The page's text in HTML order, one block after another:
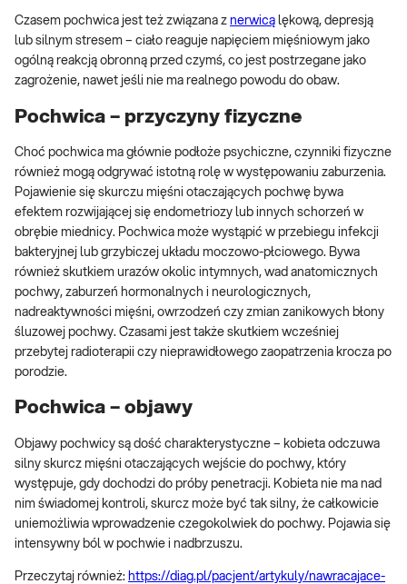
Czasem pochwica jest też związana z nerwicą lękową, depresją
lub silnym stresem – ciało reaguje napięciem mięśniowym jako
ogólną reakcją obronną przed czymś, co jest postrzegane jako
zagrożenie, nawet jeśli nie ma realnego powodu do obaw.
Pochwica – przyczyny fizyczne
Choć pochwica ma głównie podłoże psychiczne, czynniki fizyczne
również mogą odgrywać istotną rolę w występowaniu zaburzenia.
Pojawienie się skurczu mięśni otaczających pochwę bywa
efektem rozwijającej się endometriozy lub innych schorzeń w
obrębie miednicy. Pochwica może wystąpić w przebiegu infekcji
bakteryjnej lub grzybiczej układu moczowo-płciowego. Bywa
również skutkiem urazów okolic intymnych, wad anatomicznych
pochwy, zaburzeń hormonalnych i neurologicznych,
nadreaktywności mięśni, owrzodzeń czy zmian zanikowych błony
śluzowej pochwy. Czasami jest także skutkiem wcześniej
przebytej radioterapii czy nieprawidłowego zaopatrzenia krocza po
porodzie.
Pochwica – objawy
Objawy pochwicy są dość charakterystyczne – kobieta odczuwa
silny skurcz mięśni otaczających wejście do pochwy, który
występuje, gdy dochodzi do próby penetracji. Kobieta nie ma nad
nim świadomej kontroli, skurcz może być tak silny, że całkowicie
uniemożliwia wprowadzenie czegokolwiek do pochwy. Pojawia się
intensywny ból w pochwie i nadbrzuszu.
Przeczytaj również: https://diag.pl/pacjent/artykuly/nawracajace-